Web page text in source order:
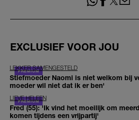
EXCLUSIEF VOOR JOU
LEKKER SAMENGESTELD
Stiefmoeder Naomi is niet welkom bij
moeder wil niet dat ik er ben'
LIEVE HELEEN
Fred (55): 'Ik vind het moeilijk om
komen tijdens een vrijpartij'